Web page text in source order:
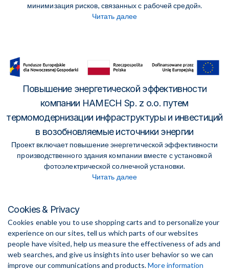
минимизация рисков, связанных с рабочей средой».
Читать далее
Повышение энергетической эффективности
компании HAMECH Sp. z o.o. путем
термомодернизации инфраструктуры и инвестиций
в возобновляемые источники энергии
Проект включает повышение энергетической эффективности
производственного здания компании вместе с установкой
фотоэлектрической солнечной установки.
Читать далее
Cookies & Privacy
Cookies enable you to use shopping carts and to personalize your
experience on our sites, tell us which parts of our websites
people have visited, help us measure the effectiveness of ads and
web searches, and give us insights into user behavior so we can
improve our communications and products.More information